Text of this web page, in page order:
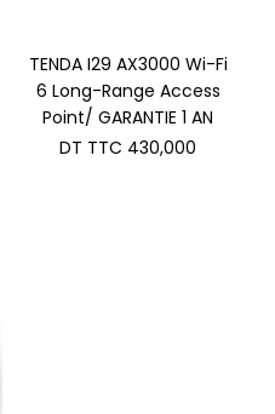
TENDA I29 AX3000 Wi-Fi
6 Long-Range Access
Point/ GARANTIE 1 AN
DT TTC 430,000